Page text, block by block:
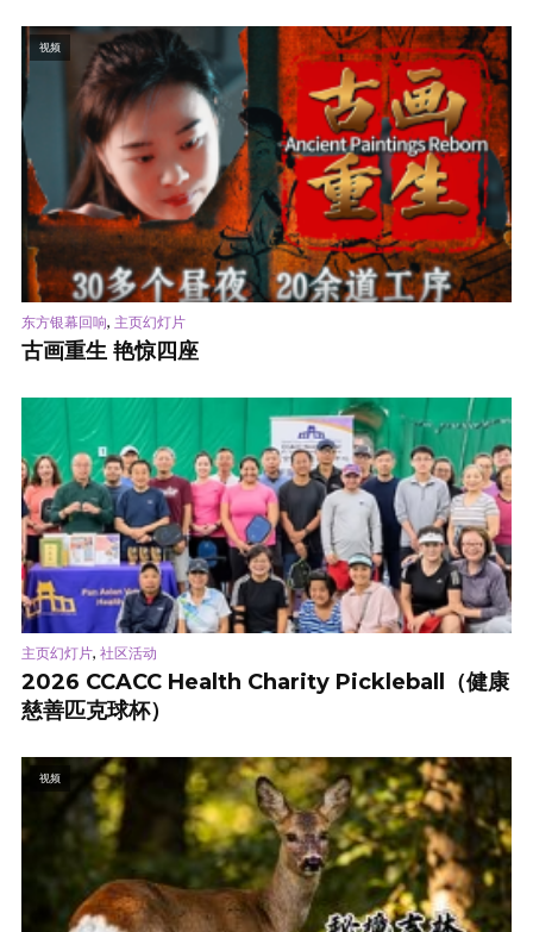
视频
东方银幕回响, 主页幻灯片
古画重生 艳惊四座
主页幻灯片, 社区活动
2026 CCACC Health Charity Pickleball（健康
慈善匹克球杯）
视频